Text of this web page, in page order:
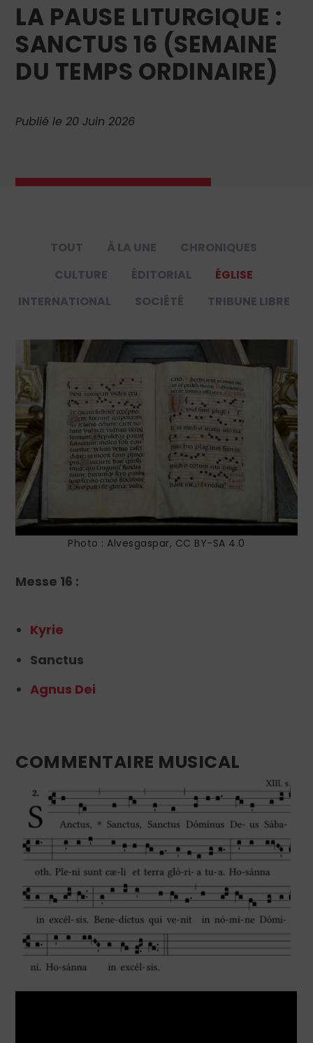
LA PAUSE LITURGIQUE :
SANCTUS 16 (SEMAINE
DU TEMPS ORDINAIRE)
Publié le 20 Juin 2026
TOUT À LA UNE
CHRONIQUES
CULTURE
ÉDITORIAL
ÉGLISE
INTERNATIONAL
SOCIÉTÉ TRIBUNE LIBRE
Photo : Alvesgaspar, CC BY-SA 4.0
Messe 16 :
Kyrie
Sanctus
Agnus Dei
COMMENTAIRE MUSICAL